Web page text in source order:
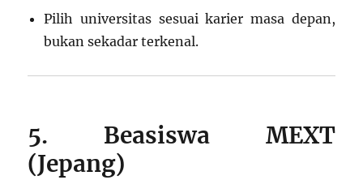
Pilih universitas sesuai karier masa depan,
bukan sekadar terkenal.
5. Beasiswa MEXT
(Jepang)